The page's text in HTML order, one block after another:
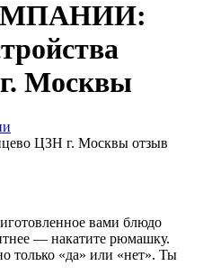
Москвы
вами блюдо
— накатите рюмашку.
только «да» или «нет». Ты